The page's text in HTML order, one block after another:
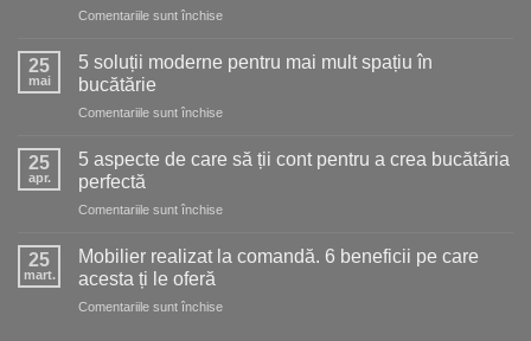
Comentariile sunt închisepentru
bucătăriei:
sfaturi
pentru
bucătărie
25
mai
5 soluții moderne pentru mai mult spațiu în
bucătărie
Comentariile sunt închisepentru
soluții
moderne
mai
spațiu
25
apr.
5 aspecte de care să ții cont pentru a crea bucătăria
perfectă
Comentariile sunt închisepentru
să
25
mart.
Mobilier realizat la comandă. 6 beneficii pe care
acesta ți le oferă
Comentariile sunt închisepentru